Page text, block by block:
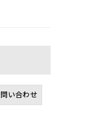
い合わせ